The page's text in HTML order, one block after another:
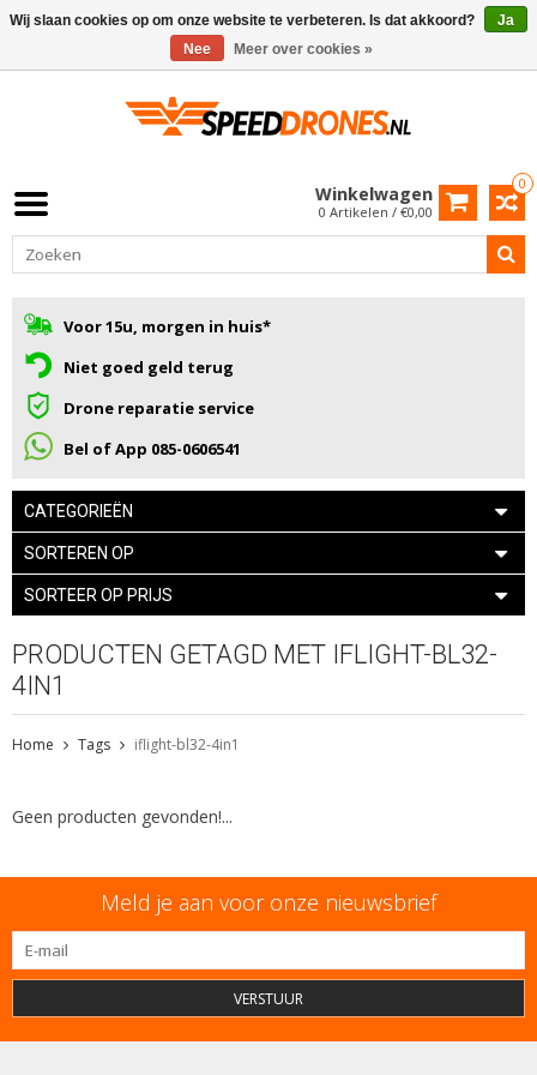
0
Winkelwagen
0 Artikelen / €0,00
Voor 15u, morgen in huis*
Niet goed geld terug
Drone reparatie service
Bel of App 085-0606541
CATEGORIEËN
SORTEREN OP
SORTEER OP PRIJS
PRODUCTEN GETAGD MET IFLIGHT-BL32-
4IN1
Home Tags iflight-bl32-4in1
Geen producten gevonden!...
Meld je aan voor onze nieuwsbrief
VERSTUUR
Wij slaan cookies op om onze website te verbeteren. Is dat akkoord?
Ja
Nee
Meer over cookies »